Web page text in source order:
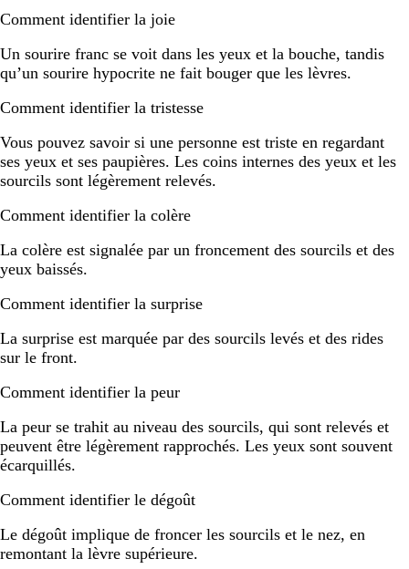
Comment identifier la joie
Un sourire franc se voit dans les yeux et la bouche, tandis
qu’un sourire hypocrite ne fait bouger que les lèvres.
Comment identifier la tristesse
Vous pouvez savoir si une personne est triste en regardant
ses yeux et ses paupières. Les coins internes des yeux et les
sourcils sont légèrement relevés.
Comment identifier la colère
La colère est signalée par un froncement des sourcils et des
yeux baissés.
Comment identifier la surprise
La surprise est marquée par des sourcils levés et des rides
sur le front.
Comment identifier la peur
La peur se trahit au niveau des sourcils, qui sont relevés et
peuvent être légèrement rapprochés. Les yeux sont souvent
écarquillés.
Comment identifier le dégoût
Le dégoût implique de froncer les sourcils et le nez, en
remontant la lèvre supérieure.